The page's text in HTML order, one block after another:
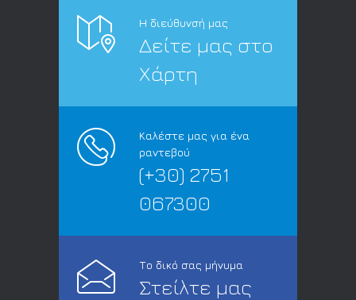
Η διεύθυνσή μας
Δείτε μας στο
Χάρτη
Καλέστε μας για ένα
ραντεβού
(+30) 2751
067300
Το δικό σας μήνυμα
Στείλτε μας